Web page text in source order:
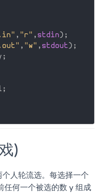
, "r" , stdin) ;
, "w" , stdout) ;
;
;
)
人轮流选。每选择一个
任何一个被选的数 y 组成